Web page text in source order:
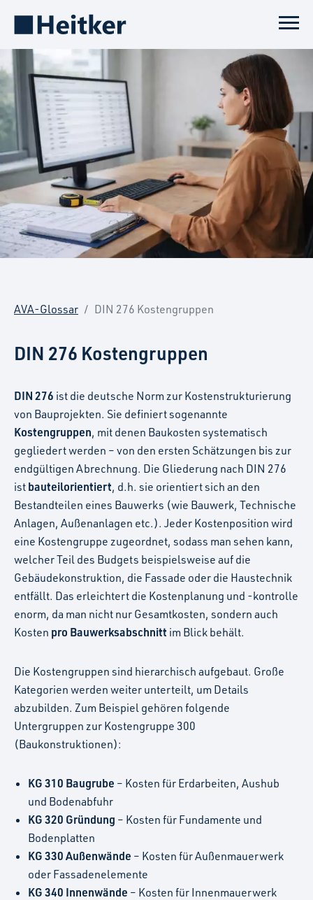
AVA-Glossar DIN 276 Kostengruppen
DIN 276 Kostengruppen
DIN 276 ist die deutsche Norm zur Kostenstrukturierung
von Bauprojekten. Sie definiert sogenannte
Kostengruppen, mit denen Baukosten systematisch
gegliedert werden – von den ersten Schätzungen bis zur
endgültigen Abrechnung. Die Gliederung nach DIN 276
ist bauteilorientiert, d.h. sie orientiert sich an den
Bestandteilen eines Bauwerks (wie Bauwerk, Technische
Anlagen, Außenanlagen etc.). Jeder Kostenposition wird
eine Kostengruppe zugeordnet, sodass man sehen kann,
welcher Teil des Budgets beispielsweise auf die
Gebäudekonstruktion, die Fassade oder die Haustechnik
entfällt. Das erleichtert die Kostenplanung und -kontrolle
enorm, da man nicht nur Gesamtkosten, sondern auch
Kosten pro Bauwerksabschnitt im Blick behält.
Die Kostengruppen sind hierarchisch aufgebaut. Große
Kategorien werden weiter unterteilt, um Details
abzubilden. Zum Beispiel gehören folgende
Untergruppen zur Kostengruppe 300
(Baukonstruktionen):
KG 310 Baugrube – Kosten für Erdarbeiten, Aushub
und Bodenabfuhr
KG 320 Gründung – Kosten für Fundamente und
Bodenplatten
KG 330 Außenwände – Kosten für Außenmauerwerk
oder Fassadenelemente
KG 340 Innenwände – Kosten für Innenmauerwerk